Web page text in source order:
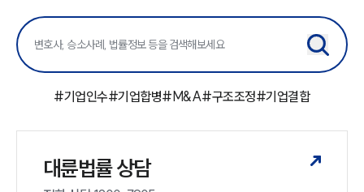
소식/자료
공지사항
법률 블로그
법률서식
#기업인수#기업합병# M&A#구조조정#기업결합
대륜법률 상담